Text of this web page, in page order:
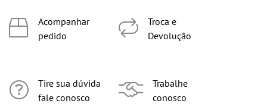
Acompanhar
pedido
Tire sua dúvida
fale conosco
Troca e
Devolução
Trabalhe
conosco